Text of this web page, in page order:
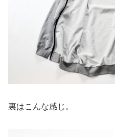
裏はこんな感じ。